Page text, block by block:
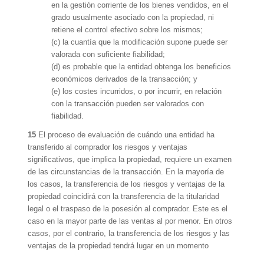
en la gestión corriente de los bienes vendidos, en el
grado usualmente asociado con la propiedad, ni
retiene el control efectivo sobre los mismos;
(c) la cuantía que la modificación supone puede ser
valorada con suficiente fiabilidad;
(d) es probable que la entidad obtenga los beneficios
económicos derivados de la transacción; y
(e) los costes incurridos, o por incurrir, en relación
con la transacción pueden ser valorados con
fiabilidad.
15 El proceso de evaluación de cuándo una entidad ha
transferido al comprador los riesgos y ventajas
significativos, que implica la propiedad, requiere un examen
de las circunstancias de la transacción. En la mayoría de
los casos, la transferencia de los riesgos y ventajas de la
propiedad coincidirá con la transferencia de la titularidad
legal o el traspaso de la posesión al comprador. Este es el
caso en la mayor parte de las ventas al por menor. En otros
casos, por el contrario, la transferencia de los riesgos y las
ventajas de la propiedad tendrá lugar en un momento